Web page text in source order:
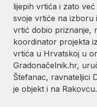
lijepih vrtića i zato
svoje vrtiće na izboru
vrtić dobio priznanje,
koordinator projekta
vrtića u Hrvatskoj u
Gradonačelnik.hr,
Štefanac, ravnateljici
je objekt i na Rakovcu.